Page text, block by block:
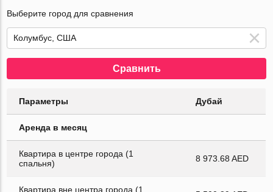
Выберите город для сравнения
Сравнить
Параметры Дубай
Аренда в месяц
Квартира в центре города (1
спальня)
8 973.68 AED
Квартира вне центра города (1